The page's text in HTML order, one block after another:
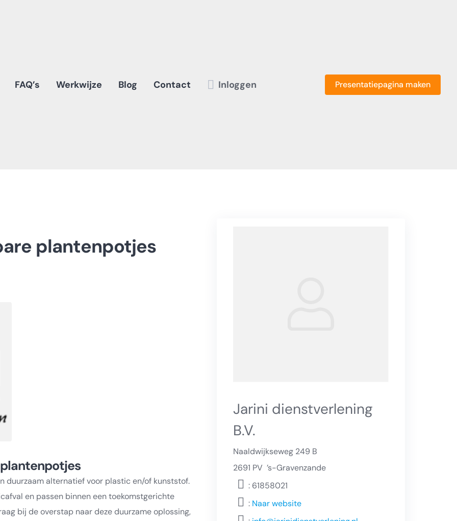
FAQ’s Werkwijze Blog Contact Inloggen Presentatiepagina maken
plantenpotjes
duurzaam alternatief voor plastic en/of kunststof.
en passen binnen een toekomstgerichte
bij de overstap naar deze duurzame oplossing,
Jarini dienstverlening
B.V.
Naaldwijkseweg 249 B
2691 PV ’s-Gravenzande
: 61858021
:Naar website